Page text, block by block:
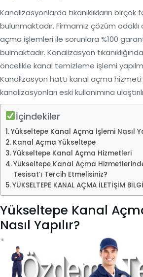
Kanalizasyonlarda tıkanıklıkların birçok
bulunmaktadır. Firmamız çözüm odaklı
açma işlemleri ile sorunlara %100
bulmaktadır. Kanalizasyon
öncelikle kanal temizleme işlemi
Kanalizasyon hattı kanal açma hizmeti
kanalizasyonları eski kullanımına
İçindekiler
Yükseltepe Kanal Açma İşlemi Nasıl
Kanal Açma Yükseltepe
Yükseltepe Kanal Açma Hizmetleri
Yükseltepe Kanal Açma
Tesisat’ı Tercih Etmelisiniz?
YÜKSELTEPE KANAL AÇMA İLETİŞİM
Yükseltepe Kanal
Nasıl Yapılır?